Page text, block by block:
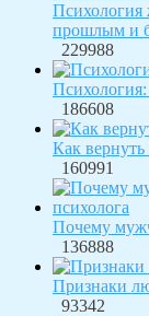
прошлым и
229988
186608
Как
160991
Почему
136888
Признаки
93342